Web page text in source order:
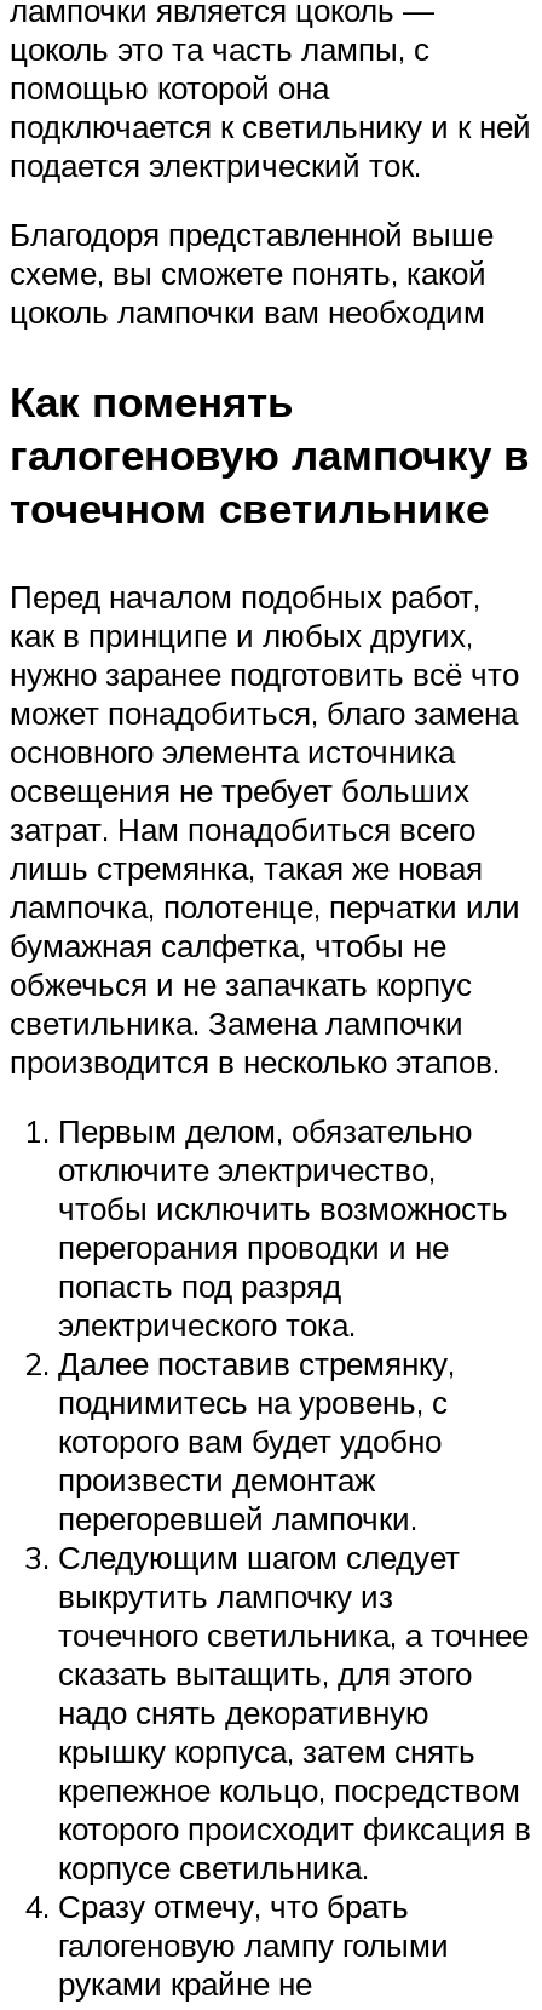
лампочки является цоколь —
цоколь это та часть лампы, с
помощью которой она
подключается к светильнику и к ней
подается электрический ток.
Благодоря представленной выше
схеме, вы сможете понять, какой
цоколь лампочки вам необходим
Как поменять
галогеновую лампочку в
точечном светильнике
Перед началом подобных работ,
как в принципе и любых других,
нужно заранее подготовить всё что
может понадобиться, благо замена
основного элемента источника
освещения не требует больших
затрат. Нам понадобиться всего
лишь стремянка, такая же новая
лампочка, полотенце, перчатки или
бумажная салфетка, чтобы не
обжечься и не запачкать корпус
светильника. Замена лампочки
производится в несколько этапов.
Первым делом, обязательно
отключите электричество,
чтобы исключить возможность
перегорания проводки и не
попасть под разряд
электрического тока.
Далее поставив стремянку,
поднимитесь на уровень, с
которого вам будет удобно
произвести демонтаж
перегоревшей лампочки.
Следующим шагом следует
выкрутить лампочку из
точечного светильника, а точнее
сказать вытащить, для этого
надо снять декоративную
крышку корпуса, затем снять
крепежное кольцо, посредством
которого происходит фиксация в
корпусе светильника.
Сразу отмечу, что брать
галогеновую лампу голыми
руками крайне не